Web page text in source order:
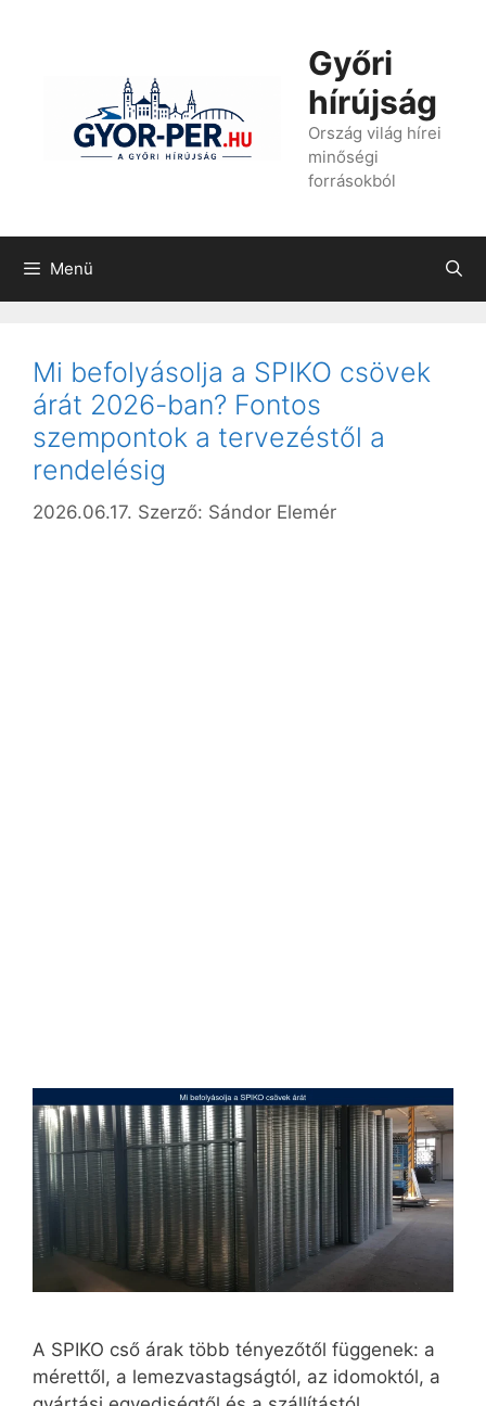
Győri
hírújság
Ország világ hírei
minőségi
forrásokból
Menü
Mi befolyásolja a SPIKO csövek
árát 2026-ban? Fontos
szempontok a tervezéstől a
rendelésig
2026.06.17. Szerző: Sándor Elemér
A SPIKO cső árak több tényezőtől függenek: a
mérettől, a lemezvastagságtól, az idomoktól, a